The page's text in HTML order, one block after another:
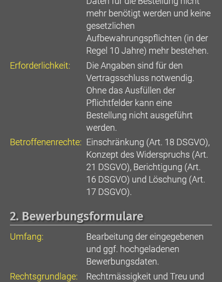
mehr benötigt werden und keine
gesetzlichen
Aufbewahrungspflichten (in der
Regel 10 Jahre) mehr bestehen.
Erforderlichkeit:
Die Angaben sind für den
Vertragsschluss notwendig.
Ohne das Ausfüllen der
Pflichtfelder kann eine
Bestellung nicht ausgeführt
werden.
Betroffenenrechte: Einschränkung (Art. 18 DSGVO),
Konzept des Widerspruchs (Art.
21 DSGVO), Berichtigung (Art.
16 DSGVO) und Löschung (Art.
17 DSGVO).
2. Bewerbungsformulare
Umfang:
Bearbeitung der eingegebenen
und ggf. hochgeladenen
Bewerbungsdaten.
Rechtsgrundlage:
Rechtmässigkeit und Treu und